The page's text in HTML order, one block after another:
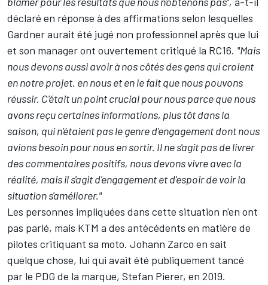
déclaré en réponse à des affirmations selon lesquelles
Gardner aurait été jugé non professionnel après que lui
et son manager ont ouvertement critiqué la RC16. "Mais
nous devons aussi avoir à nos côtés des gens qui croient
en notre projet, en nous et en le fait que nous pouvons
réussir. C'était un point crucial pour nous parce que nous
avons reçu certaines informations, plus tôt dans la
saison, qui n’étaient pas le genre d'engagement dont nous
avions besoin pour nous en sortir. Il ne s'agit pas de livrer
des commentaires positifs, nous devons vivre avec la
réalité, mais il s'agit d'engagement et d'espoir de voir la
situation s'améliorer."
Les personnes impliquées dans cette situation n'en ont
pas parlé, mais KTM a des antécédents en matière de
pilotes critiquant sa moto. Johann Zarco en sait
quelque chose, lui qui avait été publiquement tancé
par le PDG de la marque, Stefan Pierer, en 2019.